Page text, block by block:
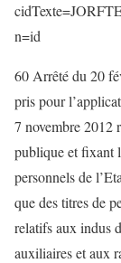
n=id
60 Arrêté du 20
pris pour
7 novembre 2012
publique et fixant
personnels de
que des titres de
relatifs aux indus
auxiliaires et aux